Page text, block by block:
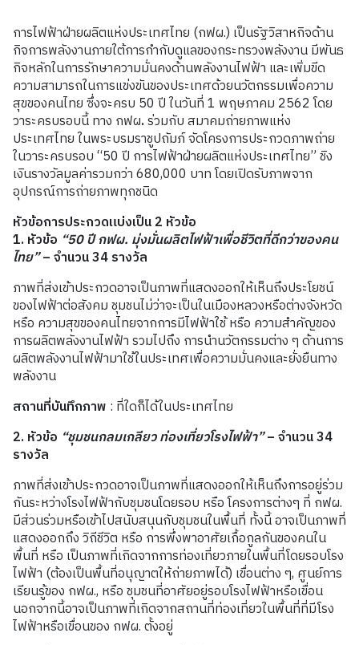
การไฟฟ้าฝ่ายผลิตแห่งประเทศไทย (กฟผ.) เป็นรัฐวิสาหกิจด้าน
กิจการพลังงานภายใต้การกำกับดูแลของกระทรวงพลังงาน มีพันธ
กิจหลักในการรักษาความมั่นคงด้านพลังงานไฟฟ้า และเพิ่มขีด
ความสามารถในการแข่งขันของประเทศด้วยนวัตกรรมเพื่อความ
สุขของคนไทย ซึ่งจะครบ 50 ปี ในวันที่ 1 พฤษภาคม 2562 โดย
วาระครบรอบนี้ ทาง กฟผ.ร่วมกับ สมาคมถ่ายภาพแห่ง
ประเทศไทย ในพระบรมราชูปถัมภ์ จัดโครงการประกวดภาพถ่าย
ในวาระครบรอบ “50 ปี การไฟฟ้าฝ่ายผลิตแห่งประเทศไทย” ชิง
เงินรางวัลมูลค่ารวมกว่า 680,000 บาท โดยเปิดรับภาพจาก
อุปกรณ์การถ่ายภาพทุกชนิด
หัวข้อการประกวดแบ่งเป็น2 หัวข้อ
1. หัวข้อ “50ปี กฟผ. มุ่งมั่นผลิตไฟฟ้าเพื่อชีวิตที่ดีกว่าของคน
ไทย”– จำนวน 34 รางวัล
ภาพที่ส่งเข้าประกวดอาจเป็นภาพที่แสดงออกให้เห็นถึงประโยชน์
ของไฟฟ้าต่อสังคม ชุมชนไม่ว่าจะเป็นในเมืองหลวงหรือต่างจังหวัด
หรือ ความสุขของคนไทยจากการมีไฟฟ้าใช้ หรือ ความสำคัญของ
การผลิตพลังงานไฟฟ้า รวมไปถึง การนำนวัตกรรมต่าง ๆ ด้านการ
ผลิตพลังงานไฟฟ้ามาใช้ในประเทศเพื่อความมั่นคงและยั่งยืนทาง
พลังงาน
สถานที่บันทึกภาพ : ที่ใดก็ได้ในประเทศไทย
2. หัวข้อ “ชุมชนกลมเกลียว ท่องเที่ยวโรงไฟฟ้า”– จำนวน 34
รางวัล
ภาพที่ส่งเข้าประกวดอาจเป็นภาพที่แสดงออกให้เห็นถึงการอยู่ร่วม
กันระหว่างโรงไฟฟ้ากับชุมชนโดยรอบ หรือ โครงการต่างๆ ที่ กฟผ.
มีส่วนร่วมหรือเข้าไปสนับสนุนกับชุมชนในพื้นที่ ทั้งนี้ อาจเป็นภาพที่
แสดงออกถึง วิถีชีวิต หรือ การพึ่งพาอาศัยเกื้อกูลกันของคนใน
พื้นที่ หรือ เป็นภาพที่เกิดจากการท่องเที่ยวภายในพื้นที่โดยรอบโรง
ไฟฟ้า (ต้องเป็นพื้นที่อนุญาตให้ถ่ายภาพได้) เขื่อนต่าง ๆ, ศูนย์การ
เรียนรู้ของ กฟผ., หรือ ชุมชนที่อาศัยอยู่รอบโรงไฟฟ้าหรือเขื่อน
นอกจากนี้อาจเป็นภาพที่เกิดจากสถานที่ท่องเที่ยวในพื้นที่ที่มีโรง
ไฟฟ้าหรือเขื่อนของ กฟผ. ตั้งอยู่